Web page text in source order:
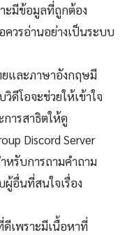
ะมีข้อมูลที่ถูกต้อง
วรอ่านอย่างเป็นระบบ
และภาษาอังกฤษมี
ดีโอจะช่วยให้เข้าใจ
ารสาธิตให้ดู
Discord Server
หรับการถามคำถาม
อื่นที่สนใจเรื่อง
ดีเพราะมีเนื้อหาที่